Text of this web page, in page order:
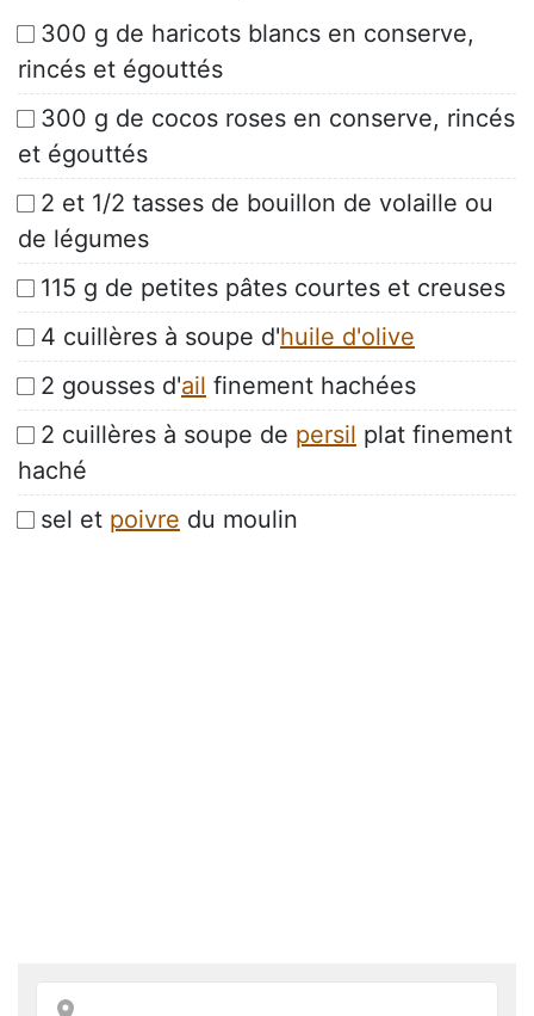
300 g de haricots blancs en conserve,
rincés et égouttés
300 g de cocos roses en conserve, rincés
et égouttés
2 et 1/2 tasses de bouillon de volaille ou
de légumes
115 g de petites pâtes courtes et creuses
4 cuillères à soupe d'huile d'olive
2 gousses d'ail finement hachées
2 cuillères à soupe de persil plat finement
haché
sel et poivre du moulin